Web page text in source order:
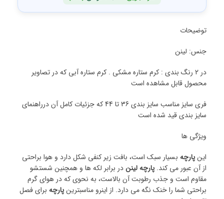
توضیحات
جنس: لینن
در 2 رنگ بندی : کرم ستاره مشکی . کرم ستاره آبی که در تصاویر
محصول قابل مشاهده است
فری سایز مناسب سایز بندی 36 تا 44 که جزئیات کامل آن درراهنمای
سایز بندی قید شده است
ویژگی ها
اینپارچه بسیار سبک است، بافت زیر کنفی شکل دارد و هوا براحتی
از آن عبور می کند. پارچه لینندر برابر لکه ها و همچنین شستشو
مقاوم است و جذب رطوبت آن بالاست، به نحوی که در هوای گرم
براحتی شما را خنک نگه می دارد. از اینرو مناسبترینپارچه برای فصل